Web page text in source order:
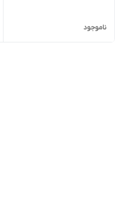
ناموجود